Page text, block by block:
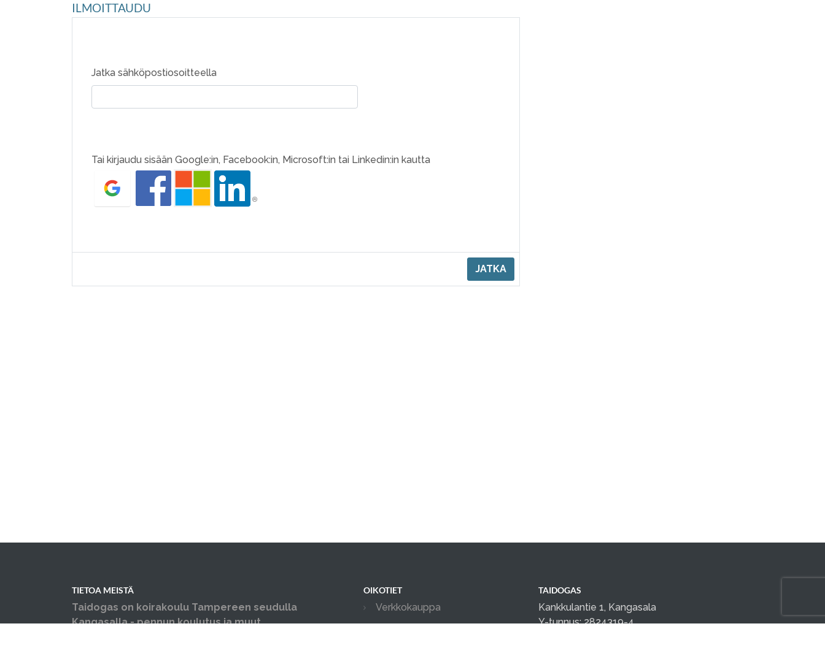
ILMOITTAUDU
Jatka sähköpostiosoitteella
Tai kirjaudu sisään Google:in, Facebook:in, Microsoft:in tai Linkedin:in kautta
JATKA
TIETOA MEISTÄ
Taidogas on koirakoulu Tampereen seudulla
Kangasalla - pennun koulutus ja muut
OIKOTIET
Verkkokauppa
TAIDOGAS
Kankkulantie 1, Kangasala
Y-tunnus: 2824319-4